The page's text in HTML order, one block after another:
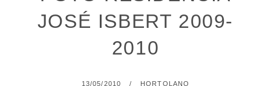
JOSÉ ISBERT 2009-
2010
PUBLICADO
13/05/2010 POR
HORTOLANO